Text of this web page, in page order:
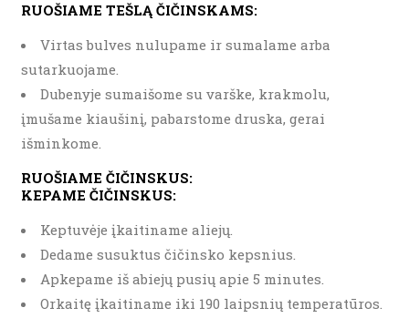
RUOŠIAME TEŠLĄ ČIČINSKAMS:
Virtas bulves nulupame ir sumalame arba
sutarkuojame.
Dubenyje sumaišome su varške, krakmolu,
įmušame kiaušinį, pabarstome druska, gerai
išminkome.
RUOŠIAME ČIČINSKUS:
KEPAME ČIČINSKUS:
Keptuvėje įkaitiname aliejų.
Dedame susuktus čičinsko kepsnius.
Apkepame iš abiejų pusių apie 5 minutes.
Orkaitę įkaitiname iki 190 laipsnių temperatūros.